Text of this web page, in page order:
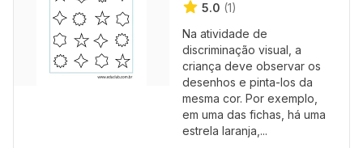
5.0 (1)
Na atividade de
discriminação visual, a
criança deve observar os
desenhos e pinta-los da
mesma cor. Por exemplo,
em uma das fichas, há uma
estrela laranja,...